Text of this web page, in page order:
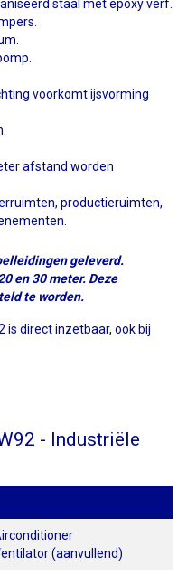
staal met epoxy verf.
voorkomt ijsvorming
afstand worden
productieruimten,
geleverd.
en 30 meter. Deze
te worden.
is direct inzetbaar, ook bij
- Industriële
(aanvullend)